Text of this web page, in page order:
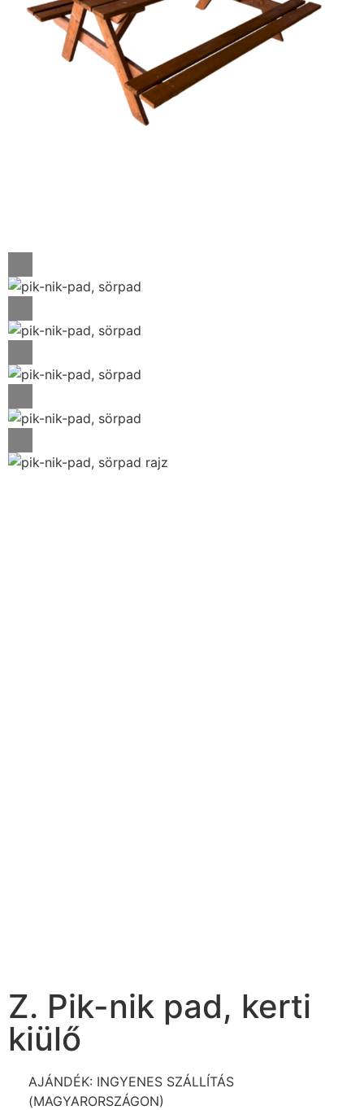
Z. Pik-nik pad, kerti
kiülő
AJÁNDÉK: INGYENES SZÁLLÍTÁS
(MAGYARORSZÁGON)